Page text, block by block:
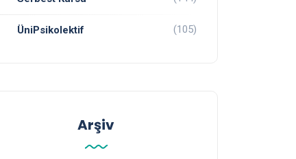
ÜniPsikolektif (105)
Arşiv